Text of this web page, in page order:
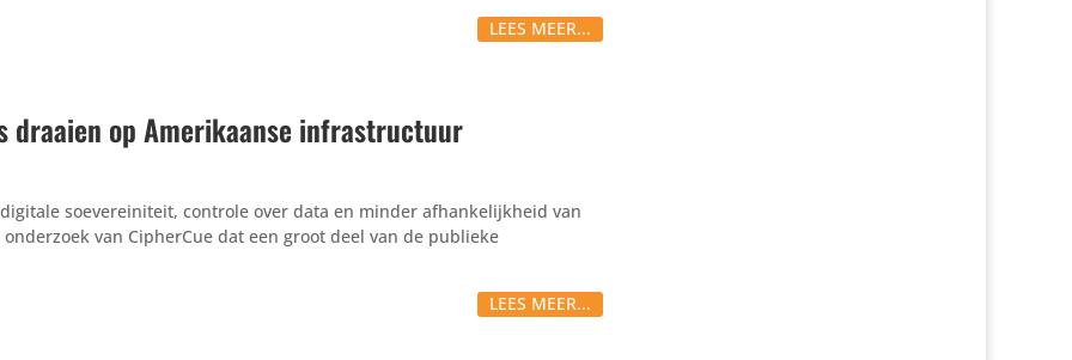
LEES MEER...
draaien op Amerikaanse infrastructuur
soevereiniteit, controle over data en minder afhankelijkheid van
van CipherCue dat een groot deel van de publieke
LEES MEER...